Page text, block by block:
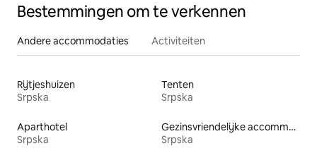
Bestemmingen om te verkennen
Andere accommodaties Activiteiten
Rijtjeshuizen
Srpska
Tenten
Srpska
Aparthotel
Srpska
Gezinsvriendelijke accommodaties
Srpska